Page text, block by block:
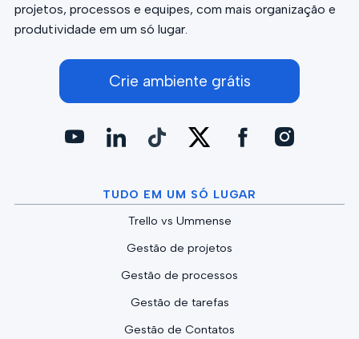
projetos, processos e equipes, com mais organização e
produtividade em um só lugar.
Crie ambiente grátis
TUDO EM UM SÓ LUGAR
Trello vs Ummense
Gestão de projetos
Gestão de processos
Gestão de tarefas
Gestão de Contatos